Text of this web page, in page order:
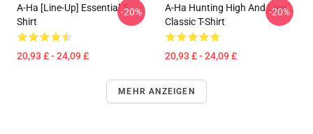
A-Ha [line-Up] Essential T-
Shirt
20,93 £ - 24,09 £
-20%
A-Ha Hunting High And Low
Classic T-Shirt
20,93 £ - 24,09 £
-20%
MEHR ANZEIGEN